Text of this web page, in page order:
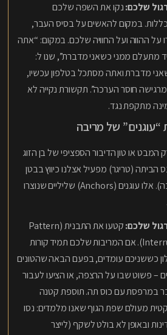
שלכם:נקו את השפה שלכם
במקום להאשים על בסיס העבר,
על ההווה ועל החוויה שלכם. במקום: “אתה
מתעלם ממני כשאני מדברת”, שנו ל:
מדברת ואתה מסתכל בטלפון עכשיו,
מרגישה חוסר הערכה”. תקשורת נקייה לא
מתקפת נגד.
המבט או טון הדיבור הספציפי של בן הזוג
הביתה (טריגר) מפעיל אצלנו כיווץ בבטן
וכעס (תגובה). אלו עוגנים (Anchors) שליליים שנוצרו
שלכם:
קטעו את התבנית (Pattern
Interrupt). אם המריבות שלכם תמיד קורות
כששניכם עומדים, בפעם הבאה שהטונים
– פשוט שבו על הרצפה, או הציעו לעבור
במרפסת עם כוס תה. תוספת קטנה
מעולם שפת הגוף שאנו מלמדים: נסו
ובאופן לא בולט לשקף (לייצר